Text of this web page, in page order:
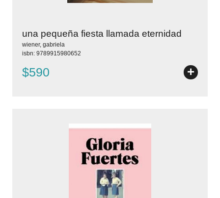
una pequeña fiesta llamada eternidad
wiener, gabriela
isbn: 9789915980652
$590 +